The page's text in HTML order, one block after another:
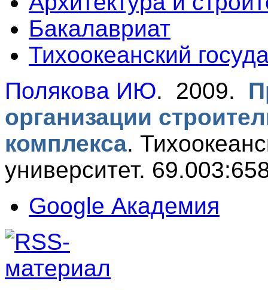
Бакалавриат
Тихоокеанский
Полякова ИЮ. 2009.
организации
комплекса.
университет.
Google Академия